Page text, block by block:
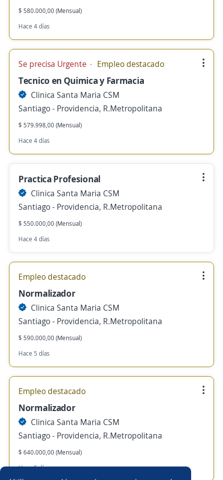
$ 580.000,00 (Mensual)
Hace 4 días
Se precisa Urgente Empleo destacado
Tecnico en Quimica y Farmacia
Clinica Santa Maria CSM
Santiago - Providencia, R.Metropolitana
$ 579.998,00 (Mensual)
Hace 4 días
Practica Profesional
Clinica Santa Maria CSM
Santiago - Providencia, R.Metropolitana
$ 550.000,00 (Mensual)
Hace 4 días
Empleo destacado
Normalizador
Clinica Santa Maria CSM
Santiago - Providencia, R.Metropolitana
$ 590.000,00 (Mensual)
Hace 5 días
Empleo destacado
Normalizador
Clinica Santa Maria CSM
Santiago - Providencia, R.Metropolitana
$ 640.000,00 (Mensual)
Hace 5 días